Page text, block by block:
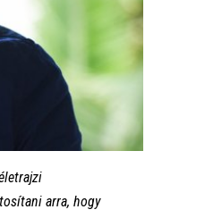
arra, hogy